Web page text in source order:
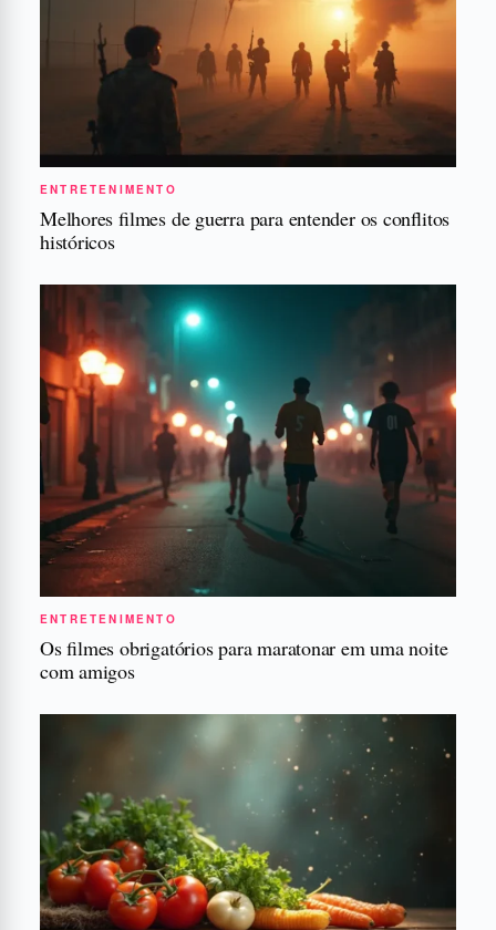
ENTRETENIMENTO
Melhores filmes de guerra para entender os conflitos
históricos
ENTRETENIMENTO
Os filmes obrigatórios para maratonar em uma noite
com amigos